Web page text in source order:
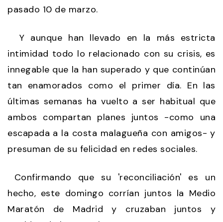
pasado 10 de marzo.
Y aunque han llevado en la más estricta
intimidad todo lo relacionado con su crisis, es
innegable que la han superado y que continúan
tan enamorados como el primer día. En las
últimas semanas ha vuelto a ser habitual que
ambos compartan planes juntos -como una
escapada a la costa malagueña con amigos- y
presuman de su felicidad en redes sociales.
Confirmando que su 'reconciliación' es un
hecho, este domingo corrían juntos la Medio
Maratón de Madrid y cruzaban juntos y